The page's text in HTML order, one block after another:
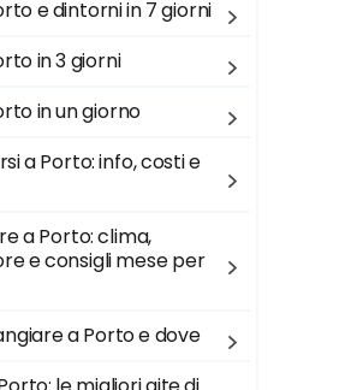
e dintorni in 7 giorni
in 3 giorni
in un giorno
a Porto: info, costi e
a Porto: clima,
e consigli mese per
a Porto e dove